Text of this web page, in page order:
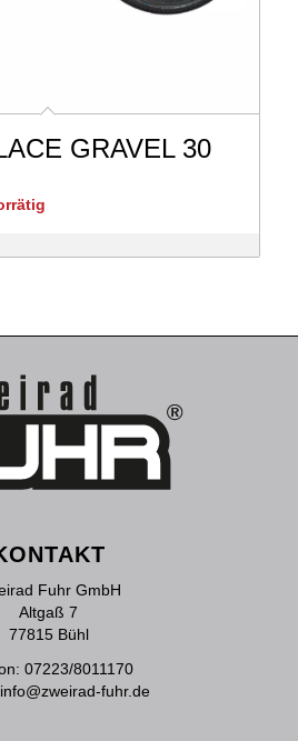
GRAVEL 30
Fuhr GmbH
Altgaß 7
77815 Bühl
07223/8011170
info@zweirad-fuhr.de